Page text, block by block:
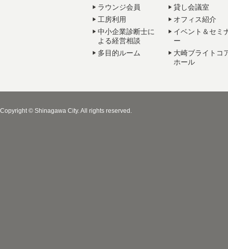
ラウンジ会員
工房利用
中小企業診断士に
よる経営相談
多目的ルーム
貸し会議室
オフィス紹介
イベント＆セミ
ー
大崎ブライトコ
ホール
Copyright © Shinagawa City. All rights reserved.